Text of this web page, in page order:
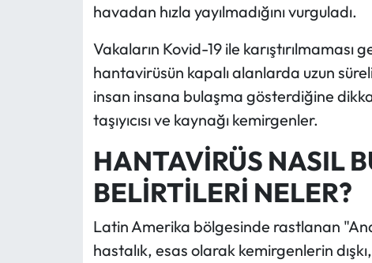
havadan hızla yayılmadığını vurguladı.
Vakaların Kovid-19 ile karıştırılmaması
hantavirüsün kapalı alanlarda uzun
insan insana bulaşma gösterdiğine
taşıyıcısı ve kaynağı kemirgenler.
HANTAVİRÜS NASIL
BELİRTİLERİ NELER?
Latin Amerika bölgesinde rastlanan
hastalık, esas olarak kemirgenlerin